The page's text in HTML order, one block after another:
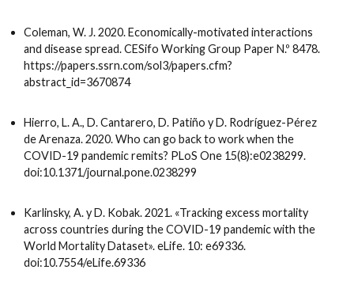
Coleman, W. J. 2020. Economically-motivated interactions
and disease spread. CESifo Working Group Paper N.º 8478.
https://papers.ssrn.com/sol3/papers.cfm?
abstract_id=3670874
Hierro, L. A., D. Cantarero, D. Patiño y D. Rodríguez-Pérez
de Arenaza. 2020. Who can go back to work when the
COVID-19 pandemic remits? PLoS One 15(8):e0238299.
doi:10.1371/journal.pone.0238299
Karlinsky, A. y D. Kobak. 2021. «Tracking excess mortality
across countries during the COVID-19 pandemic with the
World Mortality Dataset». eLife. 10: e69336.
doi:10.7554/eLife.69336